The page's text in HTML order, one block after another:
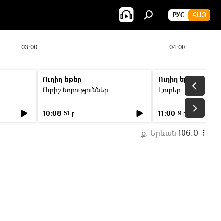
РУС ՀԱՅ
03:00 04:00
Ուղիղ եթեր
Ուրիշ նորություններ
10:08 51 ր
Ուղիղ եթեր
Լուրեր
11:00 9 ր
ք. Երևան 106.0